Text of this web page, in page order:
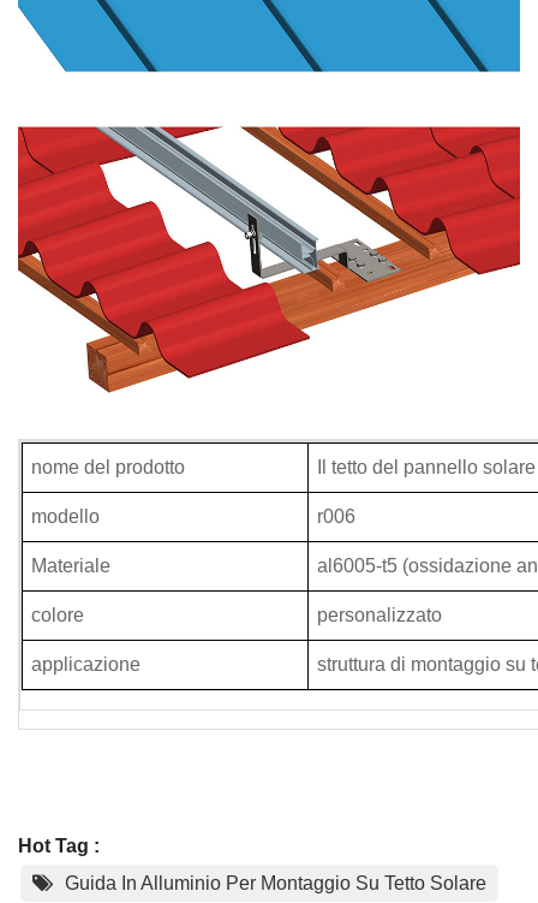
nome del prodotto Il tetto del pannello
modello r006
Materiale al6005-t5 (ossidazione
colore personalizzato
applicazione struttura di montaggio su
Hot Tag :
Guida In Alluminio Per Montaggio Su Tetto Solare